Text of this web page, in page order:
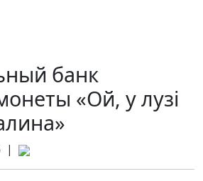
банк
«Ой, у лузі
|